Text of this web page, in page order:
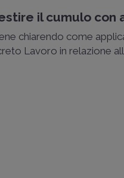
il cumulo con
chiarendo come
Lavoro in relazione